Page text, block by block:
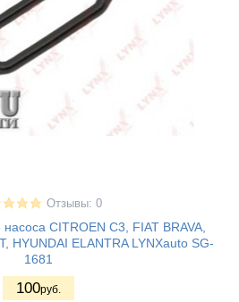
Отзывы: 0
CITROEN C3, FIAT BRAVA,
HYUNDAI ELANTRA LYNXauto SG-
1681
100руб.